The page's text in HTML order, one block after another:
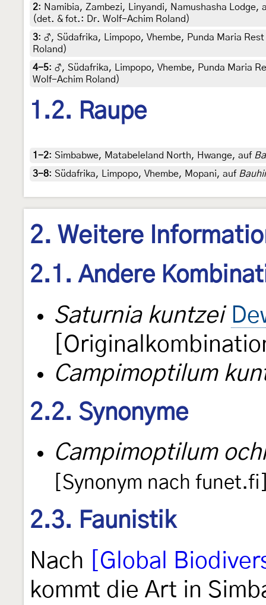
2: Namibia, Zambezi, Linyandi, Namushasha Lodge,
(det. & fot.: Dr. Wolf-Achim Roland)
3: ♂, Südafrika, Limpopo, Vhembe, Punda Maria
Roland)
4-5: ♂, Südafrika, Limpopo, Vhembe, Punda Maria
Wolf-Achim Roland)
1.2. Raupe
1-2: Simbabwe, Matabeleland North, Hwange, auf
3-8: Südafrika, Limpopo, Vhembe, Mopani, auf
2. Weitere
2.1. Andere
Saturnia kuntzei
Campimoptilum
2.2. Synonyme
Campimoptilum
[Synonym nach
2.3. Faunistik
Nach
[Global
kommt die Art in